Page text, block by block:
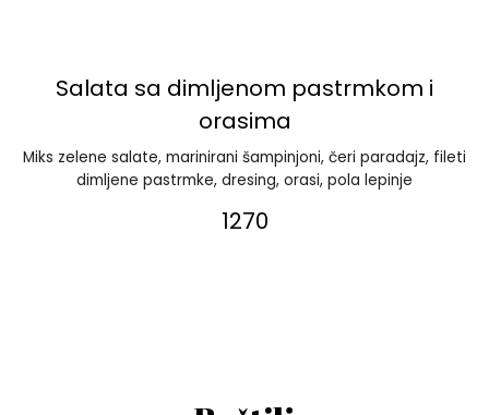
Salata sa dimljenom pastrmkom i
orasima
Miks zelene salate, marinirani šampinjoni, čeri paradajz, fileti
dimljene pastrmke, dresing, orasi, pola lepinje
1270